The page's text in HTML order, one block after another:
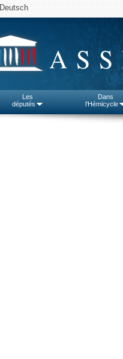
Deutsch
Les
députés
Dans
l'Hémicycle